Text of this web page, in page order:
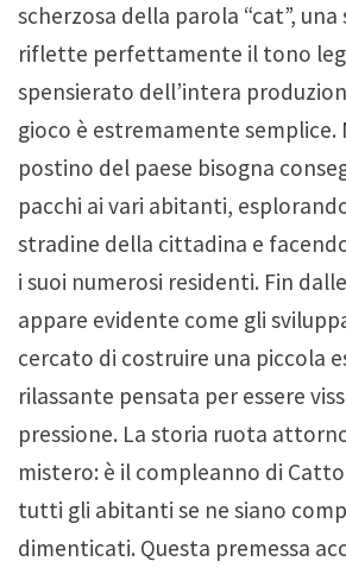
scherzosa della parola “cat”, una
riflette perfettamente il tono
spensierato dell’intera
gioco è estremamente semplice.
postino del paese bisogna
pacchi ai vari abitanti,
stradine della cittadina e
i suoi numerosi residenti. Fin
appare evidente come gli
cercato di costruire una piccola
rilassante pensata per essere
pressione. La storia ruota
mistero: è il compleanno di
tutti gli abitanti se ne siano
dimenticati. Questa premessa